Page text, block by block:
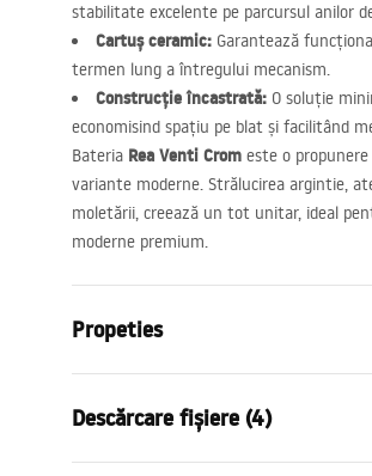
stabilitate excelente pe parcursul anilor
Cartuș ceramic: Garantează
termen lung a întregului mecanism.
Construcție încastrată: O soluție
economisind spațiu pe blat și facilitând
Bateria Rea Venti Crom este o
variante moderne. Strălucirea argintie,
moletării, creează un tot unitar, ideal
moderne premium.
Propeties
Metodă de montaj
Culoare
Descărcare fișiere (4)